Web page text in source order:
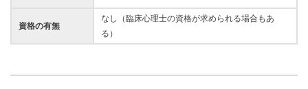
資格の有無
なし（臨床心理士の資格が求められる場合もあ
る）